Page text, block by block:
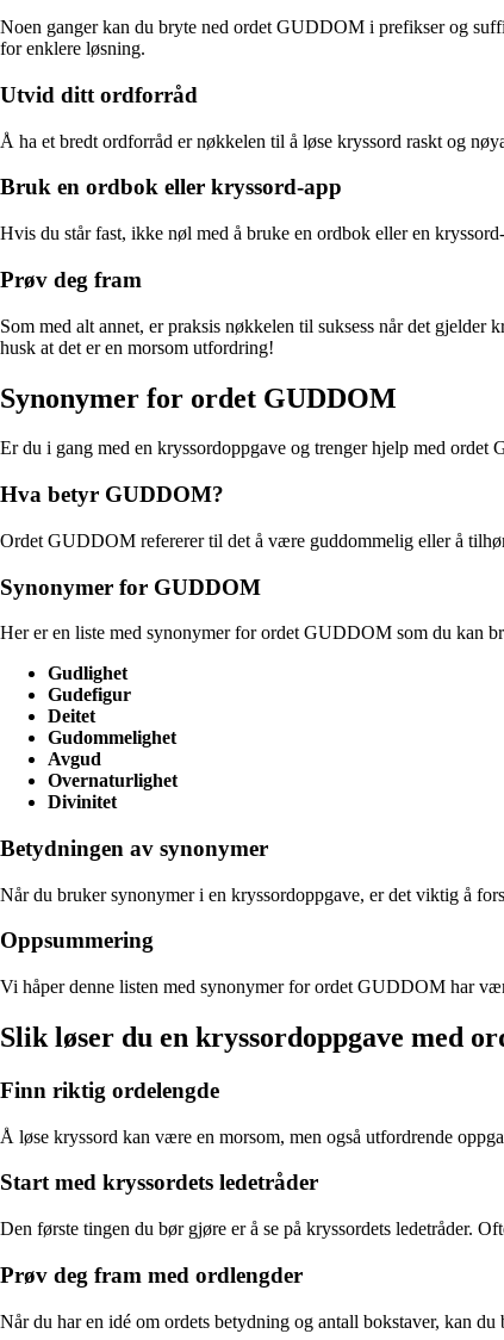
Noen ganger kan du bryte ned ordet GUDDOM i prefikser og
for enklere løsning.
Utvid ditt ordforråd
Å ha et bredt ordforråd er nøkkelen til å løse kryssord raskt og
Bruk en ordbok eller kryssord-app
Hvis du står fast, ikke nøl med å bruke en ordbok eller en
Prøv deg fram
Som med alt annet, er praksis nøkkelen til suksess når det
husk at det er en morsom utfordring!
Synonymer for ordet GUDDOM
Er du i gang med en kryssordoppgave og trenger hjelp med
Hva betyr GUDDOM?
Ordet GUDDOM refererer til det å være guddommelig eller å
Synonymer for GUDDOM
Her er en liste med synonymer for ordet GUDDOM som du kan
Gudlighet
Gudefigur
Deitet
Gudommelighet
Avgud
Overnaturlighet
Divinitet
Betydningen av synonymer
Når du bruker synonymer i en kryssordoppgave, er det viktig å
Oppsummering
Vi håper denne listen med synonymer for ordet GUDDOM har
Slik løser du en kryssordoppgave med
Finn riktig ordelengde
Å løse kryssord kan være en morsom, men også utfordrende
Start med kryssordets ledetråder
Den første tingen du bør gjøre er å se på kryssordets ledetråder.
Prøv deg fram med ordlengder
Når du har en idé om ordets betydning og antall bokstaver, kan